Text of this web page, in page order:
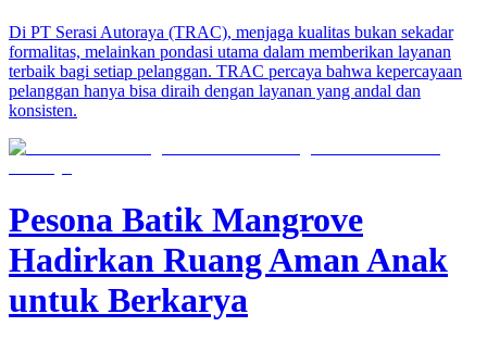
Di PT Serasi Autoraya (TRAC), menjaga kualitas bukan sekadar
formalitas, melainkan pondasi utama dalam memberikan layanan
terbaik bagi setiap pelanggan. TRAC percaya bahwa kepercayaan
pelanggan hanya bisa diraih dengan layanan yang andal dan
konsisten.
Pesona Batik Mangrove
Hadirkan Ruang Aman Anak
untuk Berkarya